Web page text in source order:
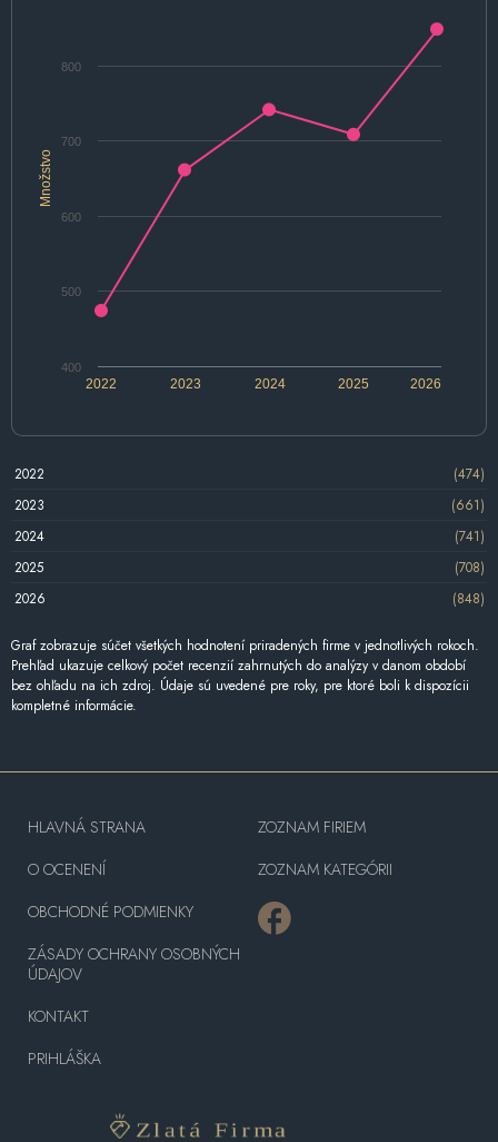
Množstvo
2022 2024 2026
2023 2025
400
500
600
700
800
2022
(474)
2023
(661)
2024
(741)
2025
(708)
2026
(848)
Graf zobrazuje súčet všetkých hodnotení priradených firme v jednotlivých rokoch.
Prehľad ukazuje celkový počet recenzií zahrnutých do analýzy v danom období
bez ohľadu na ich zdroj. Údaje sú uvedené pre roky, pre ktoré boli k dispozícii
kompletné informácie.
HLAVNÁ STRANA
O OCENENÍ
OBCHODNÉ PODMIENKY
ZÁSADY OCHRANY OSOBNÝCH
ÚDAJOV
KONTAKT
PRIHLÁŠKA
ZOZNAM FIRIEM
ZOZNAM KATEGÓRII